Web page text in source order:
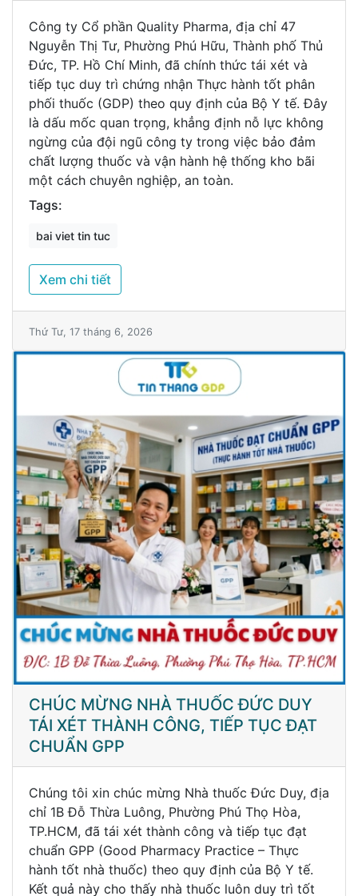
Công ty Cổ phần Quality Pharma, địa chỉ 47
Nguyễn Thị Tư, Phường Phú Hữu, Thành phố Thủ
Đức, TP. Hồ Chí Minh, đã chính thức tái xét và
tiếp tục duy trì chứng nhận Thực hành tốt phân
phối thuốc (GDP) theo quy định của Bộ Y tế. Đây
là dấu mốc quan trọng, khẳng định nỗ lực không
ngừng của đội ngũ công ty trong việc bảo đảm
chất lượng thuốc và vận hành hệ thống kho bãi
một cách chuyên nghiệp, an toàn.
Tags:
bai viet tin tuc
Xem chi tiết
Thứ Tư, 17 tháng 6, 2026
CHÚC MỪNG NHÀ THUỐC ĐỨC DUY
TÁI XÉT THÀNH CÔNG, TIẾP TỤC ĐẠT
CHUẨN GPP
Chúng tôi xin chúc mừng Nhà thuốc Đức Duy, địa
chỉ 1B Đỗ Thừa Luông, Phường Phú Thọ Hòa,
TP.HCM, đã tái xét thành công và tiếp tục đạt
chuẩn GPP (Good Pharmacy Practice – Thực
hành tốt nhà thuốc) theo quy định của Bộ Y tế.
Kết quả này cho thấy nhà thuốc luôn duy trì tốt